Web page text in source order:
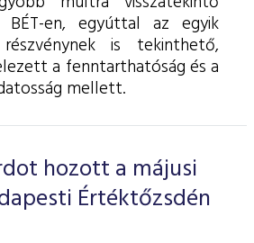
en, egyúttal az egyik
is tekinthető,
a fenntarthatóság és a
mellett.
hozott a májusi
Értéktőzsdén